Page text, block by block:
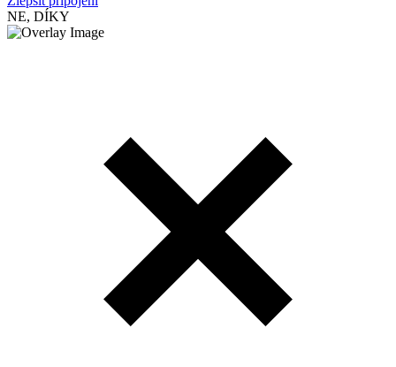
NE, DÍKY